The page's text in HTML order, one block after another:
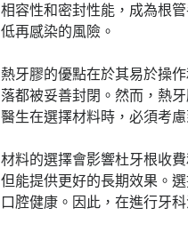
相容性和密封性能，成為根
低再感染的風險。
熱牙膠的優點在於其易於操
落都被妥善封閉。然而，熱
醫生在選擇材料時，必須考慮
材料的選擇會影響杜牙根收
但能提供更好的長期效果。
口腔健康。因此，在進行牙